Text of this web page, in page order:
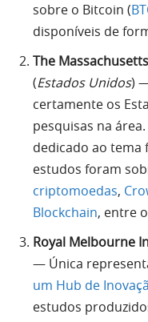
sobre o Bitcoin (
disponíveis de
The
(Estados Unidos)
certamente os
pesquisas na
dedicado ao tema
estudos foram
criptomoedas,
Blockchain, entre
Royal Melbourne
— Única
um Hub de
estudos